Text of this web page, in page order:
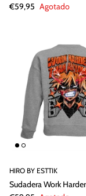
€59,95 Agotado
HIRO BY ESTTIK
Sudadera Work